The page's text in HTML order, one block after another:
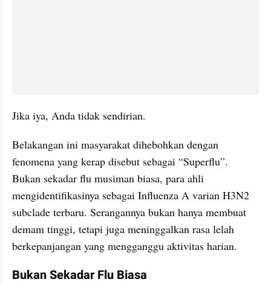
Jika iya, Anda tidak sendirian.
Belakangan ini masyarakat dihebohkan dengan
fenomena yang kerap disebut sebagai “Superflu”.
Bukan sekadar flu musiman biasa, para ahli
mengidentifikasinya sebagai Influenza A varian H3N2
subclade terbaru. Serangannya bukan hanya membuat
demam tinggi, tetapi juga meninggalkan rasa lelah
berkepanjangan yang mengganggu aktivitas harian.
Bukan Sekadar Flu Biasa